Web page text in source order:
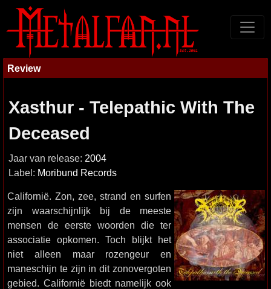
Review
Xasthur - Telepathic With The
Deceased
Jaar van release: 2004
Label: Moribund Records
Californië. Zon, zee, strand en surfen
zijn waarschijnlijk bij de meeste
mensen de eerste woorden die ter
associatie opkomen. Toch blijkt het
niet alleen maar rozengeur en
maneschijn te zijn in dit zonovergoten
gebied. Californië biedt namelijk ook